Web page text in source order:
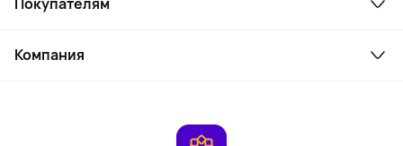
Ноутбуки, мониторы, VR
Косметика и уход
Как заказать
Компания